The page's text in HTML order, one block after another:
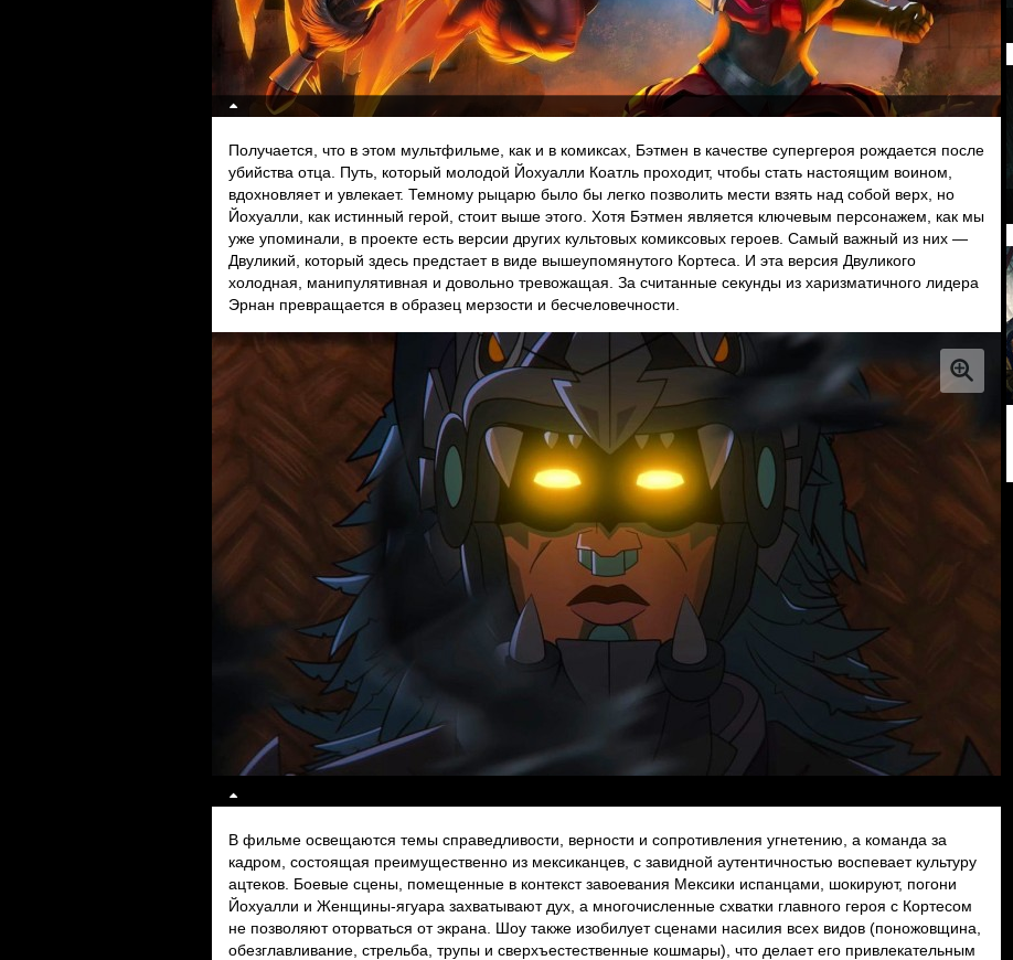
Получается, что в этом мультфильме, как и в комиксах, Бэтмен в качестве супергероя рождается после
убийства отца. Путь, который молодой Йохуалли Коатль проходит, чтобы стать настоящим воином,
вдохновляет и увлекает. Темному рыцарю было бы легко позволить мести взять над собой верх, но
Йохуалли, как истинный герой, стоит выше этого. Хотя Бэтмен является ключевым персонажем, как мы
уже упоминали, в проекте есть версии других культовых комиксовых героев. Самый важный из них —
Двуликий, который здесь предстает в виде вышеупомянутого Кортеса. И эта версия Двуликого
холодная, манипулятивная и довольно тревожащая. За считанные секунды из харизматичного лидера
Эрнан превращается в образец мерзости и бесчеловечности.
В фильме освещаются темы справедливости, верности и сопротивления угнетению, а команда за
кадром, состоящая преимущественно из мексиканцев, с завидной аутентичностью воспевает культуру
ацтеков. Боевые сцены, помещенные в контекст завоевания Мексики испанцами, шокируют, погони
Йохуалли и Женщины-ягуара захватывают дух, а многочисленные схватки главного героя с Кортесом
не позволяют оторваться от экрана. Шоу также изобилует сценами насилия всех видов (поножовщина,
обезглавливание, стрельба, трупы и сверхъестественные кошмары), что делает его привлекательным